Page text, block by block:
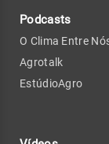
Podcasts
O Clima Entre
Agrotalk
EstúdioAgro